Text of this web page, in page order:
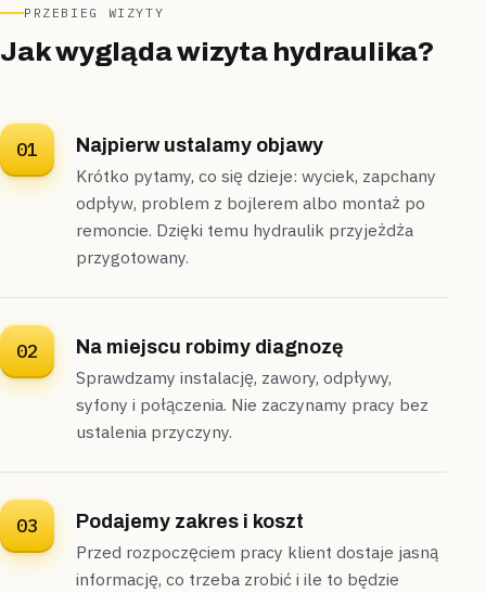
Ursynów Północny blok
Wymieniliśmy zawór bezpieczeństwa i podłączyliśmy
podgrzewacz do istniejącego podejścia —ciepła woda
popłynęła po 30 minutach pracy.
Podłączone 30 minut
„Awaryjny przeciek pojawił się na starym pionie
ocynkowanym przy parterze.”
Zaciski i opaska naprawcza pozwoliły zatrzymać przeciek
bez kucia ściany —awarię opanowaliśmy jeszcze
przed wieczorem.
Opanowane Bez kucia
Konstancin-Jeziorna
„Licznik wody kręcił się nawet wtedy, gdy
wszystkie krany były zakręcone.”
Przed wyjazdem podaliśmy orientacyjną wycenę, a na
PRZEBIEG WIZYTY
Jak wygląda wizyta hydraulika?
01
Najpierw ustalamy objawy
Krótko pytamy, co się dzieje: wyciek, zapchany
odpływ, problem z bojlerem albo montaż po
remoncie. Dzięki temu hydraulik przyjeżdża
przygotowany.
02
Na miejscu robimy diagnozę
Sprawdzamy instalację, zawory, odpływy,
syfony i połączenia. Nie zaczynamy pracy bez
ustalenia przyczyny.
03
Podajemy zakres i koszt
Przed rozpoczęciem pracy klient dostaje jasną
informację, co trzeba zrobić i ile to będzie